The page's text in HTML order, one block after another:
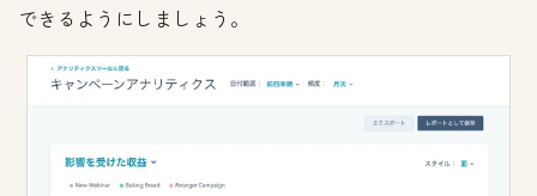
できるようにしましょう。